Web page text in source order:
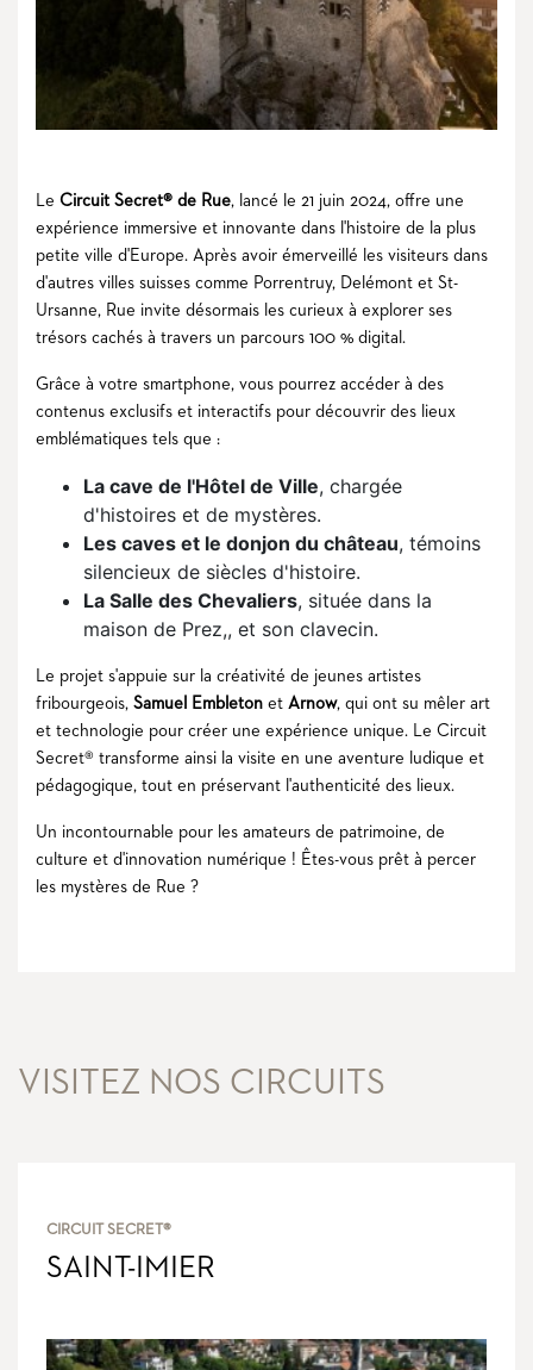
Le Circuit Secret® de Rue, lancé le 21 juin 2024, offre une
expérience immersive et innovante dans l'histoire de la plus
petite ville d'Europe. Après avoir émerveillé les visiteurs dans
d'autres villes suisses comme Porrentruy, Delémont et St-
Ursanne, Rue invite désormais les curieux à explorer ses
trésors cachés à travers un parcours 100 % digital.
Grâce à votre smartphone, vous pourrez accéder à des
contenus exclusifs et interactifs pour découvrir des lieux
emblématiques tels que :
La cave de l'Hôtel de Ville, chargée
d'histoires et de mystères.
Les caves et le donjon du château, témoins
silencieux de siècles d'histoire.
La Salle des Chevaliers, située dans la
maison de Prez,, et son clavecin.
Le projet s'appuie sur la créativité de jeunes artistes
fribourgeois, Samuel Embleton et Arnow, qui ont su mêler art
et technologie pour créer une expérience unique. Le Circuit
Secret® transforme ainsi la visite en une aventure ludique et
pédagogique, tout en préservant l'authenticité des lieux.
Un incontournable pour les amateurs de patrimoine, de
culture et d'innovation numérique ! Êtes-vous prêt à percer
les mystères de Rue ?
VISITEZ NOS CIRCUITS
CIRCUIT SECRET®
SAINT-IMIER